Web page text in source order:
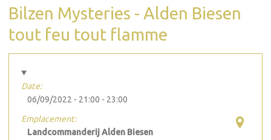
Bilzen Mysteries - Alden Biesen
tout feu tout flamme
Date:
06/09/2022 - 21:00 - 23:00
Emplacement:
Landcommanderij Alden Biesen